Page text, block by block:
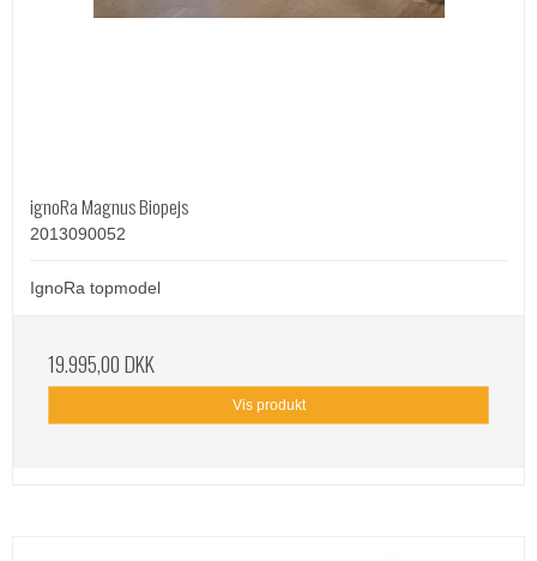
ignoRa Magnus Biopejs
2013090052
IgnoRa topmodel
19.995,00 DKK
Vis produkt